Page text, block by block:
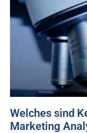
Welches sind
Marketing